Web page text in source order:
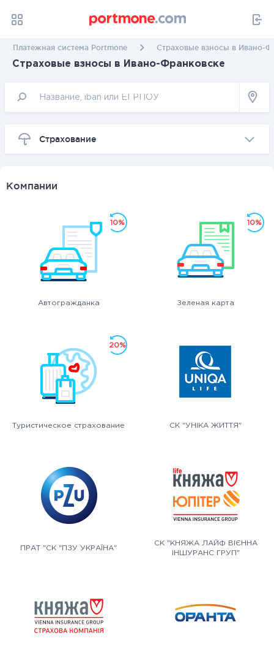
Платежная система Portmone Страховые взносы в Ивано-
Страховые взносы в Ивано-Франковске
Страхование
Компании
Автогражданка
10%
Зеленая карта
10%
Туристическое страхование
20%
СК "УНІКА ЖИТТЯ"
ПРАТ "СК "ПЗУ УКРАЇНА"
СК "КНЯЖА ЛАЙФ ВІЄННА
ІНШУРАНС ГРУП"